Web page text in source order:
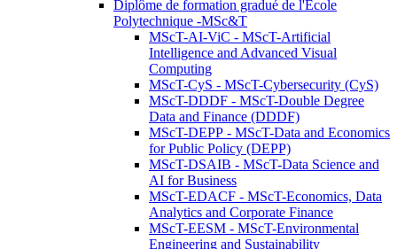
Diplôme de formation gradué de l'Ecole
Polytechnique -MSc&T
MScT-AI-ViC - MScT-Artificial
Intelligence and Advanced Visual
Computing
MScT-CyS - MScT-Cybersecurity (CyS)
MScT-DDDF - MScT-Double Degree
Data and Finance (DDDF)
MScT-DEPP - MScT-Data and Economics
for Public Policy (DEPP)
MScT-DSAIB - MScT-Data Science and
AI for Business
MScT-EDACF - MScT-Economics, Data
Analytics and Corporate Finance
MScT-EESM - MScT-Environmental
Engineering and Sustainability